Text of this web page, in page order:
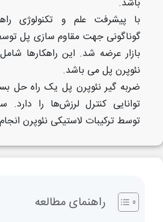
باشد.
با پیشرفت علم و تکنولوژی
گوناگونی جهت مقاوم سازی پل
بازار عرضه شد. این راهکارها
نئوپرن پل می باشد.
ضربه گیر نئوپرن پل یک راه حل
توانایی کنترل لرزش‌ها را
توسط ترکیبات لاستیکی نئوپرن
راهنمای مطالعه